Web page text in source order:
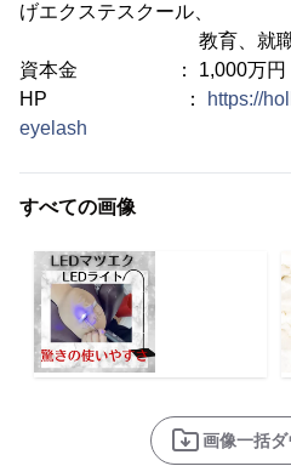
げエクステスクール、
教育、就職支援、
資本金 ： 1,000万円
HP ：
https://
eyelash
すべての画像
画像一括